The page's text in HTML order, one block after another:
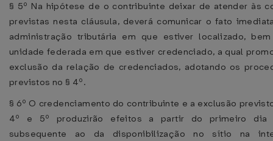
§ 5º Na hipótese de o contribuinte deixar de atender às
previstas nesta cláusula, deverá comunicar o fato
administração tributária em que estiver localizado,
unidade federada em que estiver credenciado, a qual
exclusão da relação de credenciados, adotando os
previstos no § 4º.
§ 6º O credenciamento do contribuinte e a exclusão
4º e 5º produzirão efeitos a partir do primeiro dia
subsequente ao da disponibilização no sítio na